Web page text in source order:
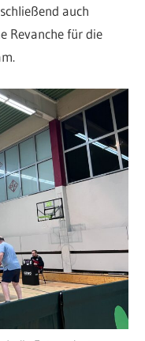
auch
Revanche für die